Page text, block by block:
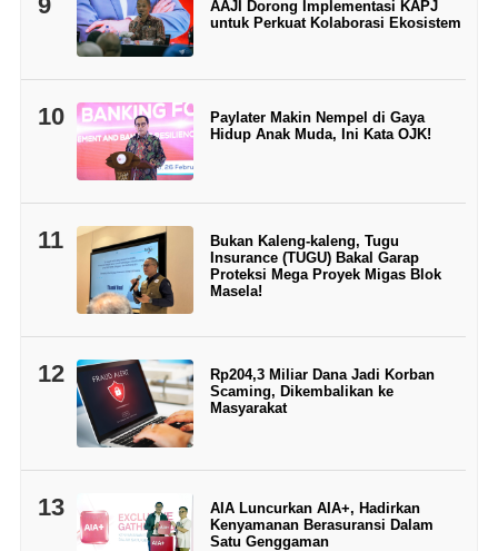
AAJI Dorong Implementasi KAPJ
untuk Perkuat Kolaborasi Ekosistem
10
Paylater Makin Nempel di Gaya
Hidup Anak Muda, Ini Kata OJK!
11
Bukan Kaleng-kaleng, Tugu
Insurance (TUGU) Bakal Garap
Proteksi Mega Proyek Migas Blok
Masela!
12
Rp204,3 Miliar Dana Jadi Korban
Scaming, Dikembalikan ke
Masyarakat
13
AIA Luncurkan AIA+, Hadirkan
Kenyamanan Berasuransi Dalam
Satu Genggaman